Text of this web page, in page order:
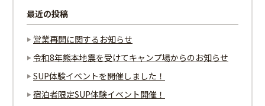
最近の投稿
営業再開に関するお知らせ
令和8年熊本地震を受けてキャンプ場からのお知らせ
SUP体験イベントを開催しました！
宿泊者限定SUP体験イベント開催！